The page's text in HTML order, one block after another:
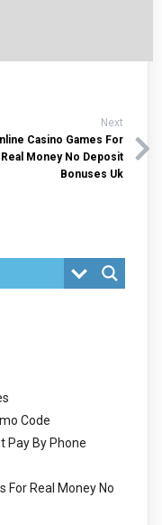
Next
Casino Games For
Real Money No Deposit
Bonuses Uk
Code
Pay By Phone
For Real Money No